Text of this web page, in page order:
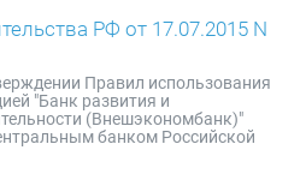
РФ от 17.07.2015 N
Правил использования
"Банк развития и
(Внешэкономбанк)"
банком Российской